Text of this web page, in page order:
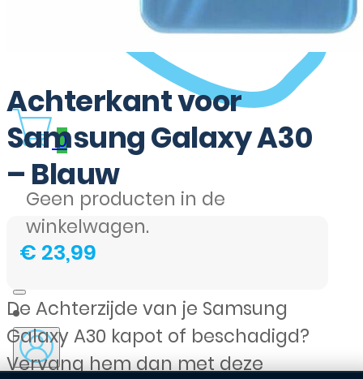
0
Geen producten in de
winkelwagen.
Achterkant voor
Samsung Galaxy A30
– Blauw
€ 23,99
De Achterzijde van je Samsung
Galaxy A30 kapot of beschadigd?
Vervang hem dan met deze